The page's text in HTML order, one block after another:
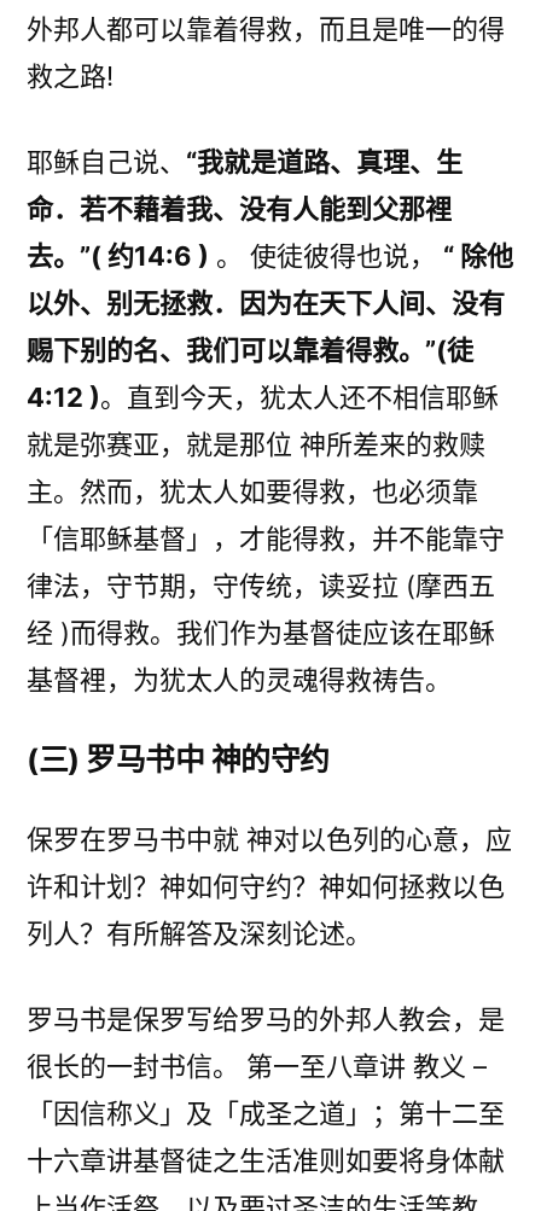
外邦人都可以靠着得救，而且是唯一的得
救之路!
耶稣自己说、 “我就是道路、真理、生
命．若不藉着我、没有人能到父那裡
去。”( 约14:6 ) 。 使徒彼得也说， “ 除他
以外、别无拯救．因为在天下人间、没有
赐下别的名、我们可以靠着得救。”(徒
4:12 )。直到今天，犹太人还不相信耶稣
就是弥赛亚，就是那位 神所差来的救赎
主。然而，犹太人如要得救，也必须靠
「信耶稣基督」，才能得救，并不能靠守
律法，守节期，守传统，读妥拉 (摩西五
经 )而得救。我们作为基督徒应该在耶稣
基督裡，为犹太人的灵魂得救祷告。
(三) 罗马书中 神的守约
保罗在罗马书中就 神对以色列的心意，应
许和计划？神如何守约？神如何拯救以色
列人？有所解答及深刻论述。
罗马书是保罗写给罗马的外邦人教会，是
很长的一封书信。 第一至八章讲 教义 –
「因信称义」及「成圣之道」；第十二至
十六章讲基督徒之生活准则如要将身体献